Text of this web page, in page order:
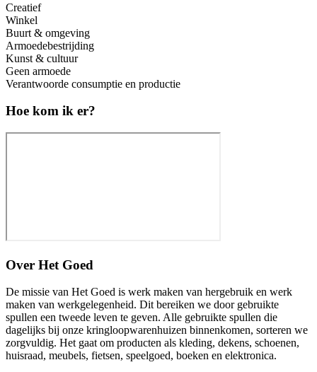
Creatief
Winkel
Buurt & omgeving
Armoedebestrijding
Kunst & cultuur
Geen armoede
Verantwoorde consumptie en productie
Hoe kom ik er?
Over Het Goed
De missie van Het Goed is werk maken van hergebruik en werk
maken van werkgelegenheid. Dit bereiken we door gebruikte
spullen een tweede leven te geven. Alle gebruikte spullen die
dagelijks bij onze kringloopwarenhuizen binnenkomen, sorteren we
zorgvuldig. Het gaat om producten als kleding, dekens, schoenen,
huisraad, meubels, fietsen, speelgoed, boeken en elektronica.